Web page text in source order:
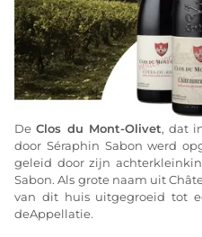
DeClos du Mont-Olivet, dat
door Séraphin Sabon werd
geleid door zijn
Sabon. Als grote naam uit
van dit huis uitgegroeid tot
deAppellatie.